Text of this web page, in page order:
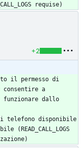
requise)
+2
il permesso di
consentire a
dallo
telefono disponibile
(READ_CALL_LOGS